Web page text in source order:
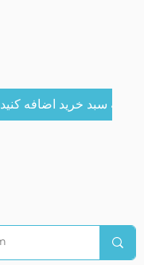
Add to cart به سبد خرید اضافه کنید